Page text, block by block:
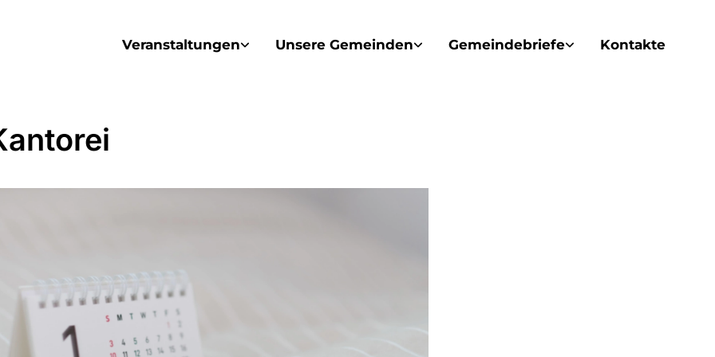
Veranstaltungen Unsere Gemeinden Gemeindebriefe Kontakte